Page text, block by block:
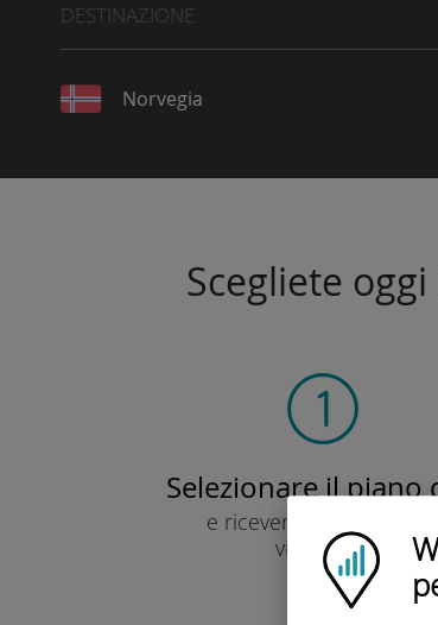
Ubigi logo
DESTINAZIONE
Norvegia
Scegliete
Selezionare il piano
e ricevere un codice QR
via e-mail.
Veloce!